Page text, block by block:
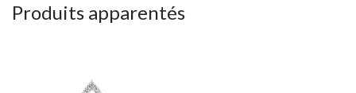
Produits apparentés